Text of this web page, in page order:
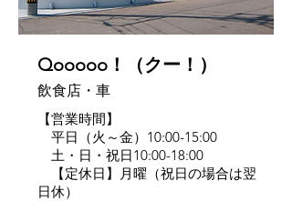
Qooooo！（クー！）
飲食店・車
【営業時間】
平日（火～金）10:00-15:00
土・日・祝日10:00-18:00
【定休日】月曜（祝日の場合は翌
日休）